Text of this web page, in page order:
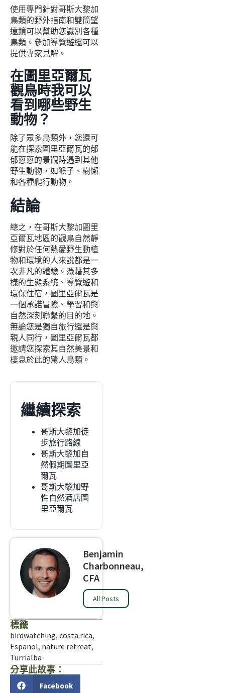
使用專門針對哥斯大黎加
鳥類的野外指南和雙筒望
遠鏡可以幫助您識別各種
鳥類。參加導覽遊還可以
提供專家見解。
在圖里亞爾瓦
觀鳥時我可以
看到哪些野生
動物？
除了眾多鳥類外，您還可
能在探索圖里亞爾瓦的郁
郁蔥蔥的景觀時遇到其他
野生動物，如猴子、樹懶
和各種爬行動物。
結論
總之，在哥斯大黎加圖里
亞爾瓦地區的觀鳥自然靜
修對於任何熱愛野生動植
物和環境的人來說都是一
次非凡的體驗。憑藉其多
樣的生態系統、導覽遊和
環保住宿，圖里亞爾瓦是
一個承諾冒險、學習和與
自然深刻聯繫的目的地。
無論您是獨自旅行還是與
親人同行，圖里亞爾瓦都
邀請您探索其自然美景和
棲息於此的驚人鳥類。
繼續探索
哥斯大黎加徒
步旅行路線
哥斯大黎加自
然假期圖里亞
爾瓦
哥斯大黎加野
性自然酒店圖
里亞爾瓦
Benjamin
Charbonneau,
CFA
All Posts
標籤
birdwatching, costa rica,
Espanol, nature retreat,
Turrialba
分享此故事：
Facebook